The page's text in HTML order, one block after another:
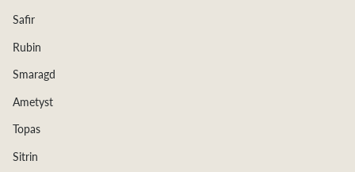
Safir
Rubin
Smaragd
Ametyst
Topas
Sitrin